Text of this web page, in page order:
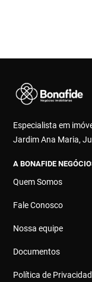
Especialista em
Jardim Ana Maria,
A BONAFIDE
Quem Somos
Fale Conosco
Nossa equipe
Documentos
Política de